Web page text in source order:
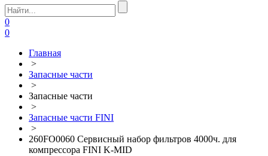
0
0
Главная
>
Запасные части
>
Запасные части
>
Запасные части FINI
>
260FO0060 Сервисный набор фильтров 4000ч. для
компрессора FINI K-MID